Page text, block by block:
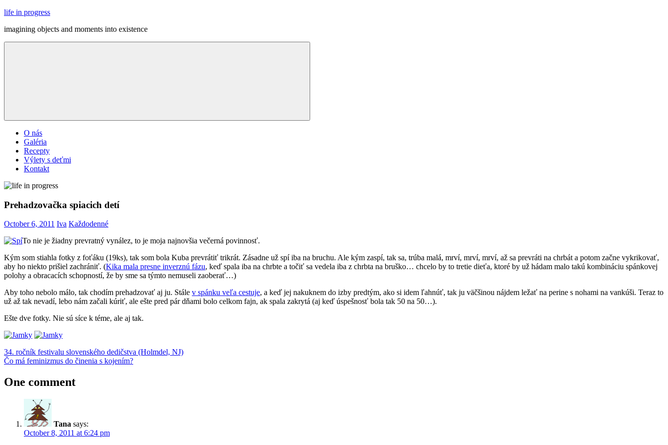
Skip
content
life in progress
imagining objects and moments into existence
Menu
O nás
Galéria
Recepty
Výlety s deťmi
Kontakt
Prehadzovačka spiacich detí
October 6, 2011 Iva Každodenné
To nie je žiadny prevratný vynález, to je moja najnovšia večerná povinnosť.
Kým som stiahla fotky z foťáku (19ks), tak som bola Kuba prevrátiť trikrát. Zásadne už spí iba na bruchu. Ale kým zaspí, tak sa, trúba malá, mrví, mrví, mrví, až sa prevráti na chrbát a potom začne vykrikovať,
aby ho niekto prišiel zachrániť. (Kika mala presne inverznú fázu, keď spala iba na chrbte a točiť sa vedela iba z chrbta na bruško… chcelo by to tretie dieťa, ktoré by už hádam malo takú kombináciu spánkovej
polohy a obracacích schopností, že by sme sa týmto nemuseli zaoberať…)
Aby toho nebolo málo, tak chodím prehadzovať aj ju. Stále v spánku veľa cestuje, a keď jej nakuknem do izby predtým, ako si idem ľahnúť, tak ju väčšinou nájdem ležať na perine s nohami na vankúši. Teraz to
už až tak nevadí, lebo nám začali kúriť, ale ešte pred pár dňami bolo celkom fajn, ak spala zakrytá (aj keď úspešnosť bola tak 50 na 50…).
Ešte dve fotky. Nie sú síce k téme, ale aj tak.
deti spánok
Post
navigation
Previous
Post:
34. ročník festivalu slovenského dedičstva (Holmdel, NJ)
Next
Čo má feminizmus do činenia s kojením?
One comment
Tana says:
October 8, 2011 at 6:24 pm